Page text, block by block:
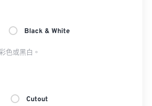
Black & White
色或黑白。
Cutout